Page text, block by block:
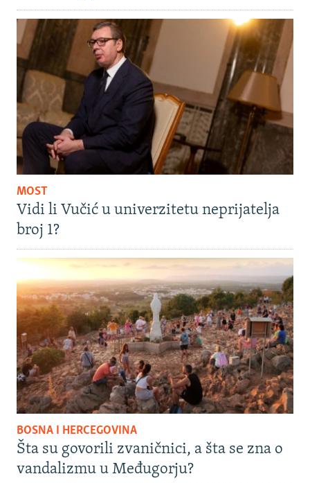
MOST
Vidi li Vučić u univerzitetu neprijatelja
broj 1?
BOSNA I HERCEGOVINA
Šta su govorili zvaničnici, a šta se zna o
vandalizmu u Međugorju?